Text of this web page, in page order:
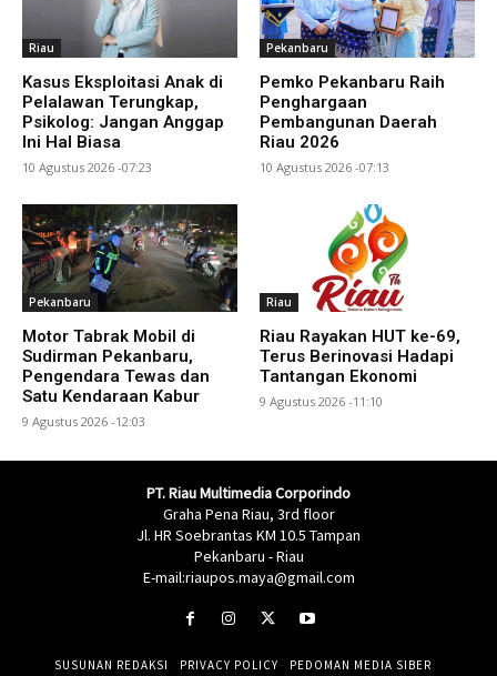
Riau
Kasus Eksploitasi Anak di
Pelalawan Terungkap,
Psikolog: Jangan Anggap
Ini Hal Biasa
10 Agustus 2026 -07:23
Pekanbaru
Pemko Pekanbaru Raih
Penghargaan
Pembangunan Daerah
Riau 2026
10 Agustus 2026 -07:13
Pekanbaru
Motor Tabrak Mobil di
Sudirman Pekanbaru,
Pengendara Tewas dan
Satu Kendaraan Kabur
9 Agustus 2026 -12:03
Riau
Riau Rayakan HUT ke-69,
Terus Berinovasi Hadapi
Tantangan Ekonomi
9 Agustus 2026 -11:10
PT. Riau Multimedia Corporindo
Graha Pena Riau, 3rd floor
Jl. HR Soebrantas KM 10.5 Tampan
Pekanbaru - Riau
E-mail:riaupos.maya@gmail.com
SUSUNAN REDAKSI PRIVACY POLICY PEDOMAN MEDIA SIBER